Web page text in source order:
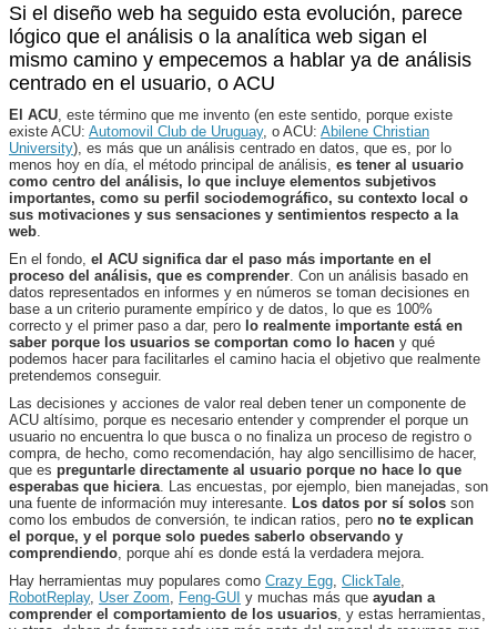
Si el diseño web ha seguido esta evolución, parece
lógico que el análisis o la analítica web sigan el
mismo camino y empecemos a hablar ya de análisis
centrado en el usuario, o ACU
El ACU , este término que me invento (en este sentido, porque existe
existe ACU: Automovil Club de Uruguay, o ACU: Abilene Christian
University), es más que un análisis centrado en datos, que es, por lo
menos hoy en día, el método principal de análisis, es tener al usuario
como centro del análisis, lo que incluye elementos subjetivos
importantes, como su perfil sociodemográfico, su contexto local o
sus motivaciones y sus sensaciones y sentimientos respecto a la
web
En el fondo, el ACU significa dar el paso más importante en el
proceso del análisis, que es comprender . Con un análisis basado en
datos representados en informes y en números se toman decisiones en
base a un criterio puramente empírico y de datos, lo que es 100%
correcto y el primer paso a dar, pero lo realmente importante está en
saber porque los usuarios se comportan como lo hacen y qué
podemos hacer para facilitarles el camino hacia el objetivo que realmente
pretendemos conseguir.
Las decisiones y acciones de valor real deben tener un componente de
ACU altísimo, porque es necesario entender y comprender el porque un
usuario no encuentra lo que busca o no finaliza un proceso de registro o
compra, de hecho, como recomendación, hay algo sencillisimo de hacer,
que es preguntarle directamente al usuario porque no hace lo que
esperabas que hiciera . Las encuestas, por ejemplo, bien manejadas, son
una fuente de información muy interesante.
Los datos por sí solos son
como los embudos de conversión, te indican ratios, pero no te explican
el porque, y el porque solo puedes saberlo observando y
comprendiendo , porque ahí es donde está la verdadera mejora.
Hay herramientas muy populares como Crazy Egg ClickTale
RobotReplay, User Zoom Feng-GUI y muchas más que ayudan a
comprender el comportamiento de los usuarios , y estas herramientas,